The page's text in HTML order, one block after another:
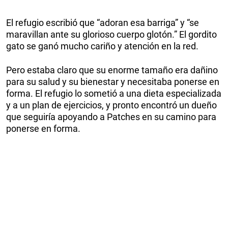
El refugio escribió que “adoran esa barriga” y “se
maravillan ante su glorioso cuerpo glotón.” El gordito
gato se ganó mucho cariño y atención en la red.
Pero estaba claro que su enorme tamaño era dañino
para su salud y su bienestar y necesitaba ponerse en
forma. El refugio lo sometió a una dieta especializada
y a un plan de ejercicios, y pronto encontró un dueño
que seguiría apoyando a Patches en su camino para
ponerse en forma.